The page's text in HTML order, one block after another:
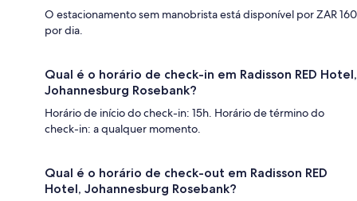
O estacionamento sem manobrista está disponível por ZAR 160
por dia.
Qual é o horário de check-in em Radisson RED Hotel,
Johannesburg Rosebank?
Horário de início do check-in: 15h. Horário de término do
check-in: a qualquer momento.
Qual é o horário de check-out em Radisson RED
Hotel, Johannesburg Rosebank?